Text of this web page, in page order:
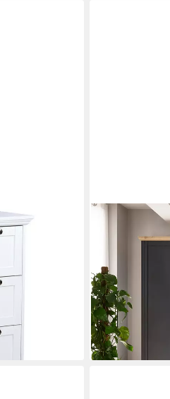
Landhausstil,
879,99 €
-45%
lieferbar - in 9-11